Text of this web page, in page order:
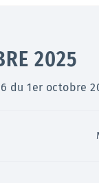
place pour
2025
du 1er octobre